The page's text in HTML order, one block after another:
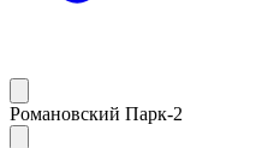
Романовский Парк-2